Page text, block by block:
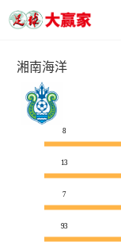
湘南海洋
技术统计
8
13
7
93